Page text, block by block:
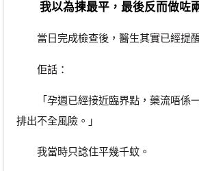
我以為揀最平，最後反而做咗
當日完成檢查後，醫生其實已經提醒
佢話：
「孕週已經接近臨界點，藥流唔係
排出不全風險。」
我當時只諗住平幾千蚊。